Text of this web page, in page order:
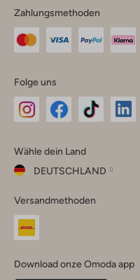
Zahlungsmethoden
Folge uns
Instagram
Facebook
TikTok
Wähle dein Land
DEUTSCHLAND
dein
Land
Belgique(Français)
Versandmethoden
Download onze Omoda app